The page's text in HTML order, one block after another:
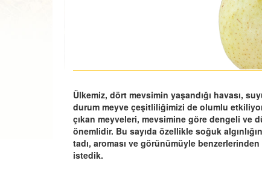
Ülkemiz, dört mevsimin yaşandığı havası,
durum meyve çeşitliliğimizi de olumlu
çıkan meyveleri, mevsimine göre dengeli ve
önemlidir. Bu sayıda özellikle soğuk
tadı, aroması ve görünümüyle
istedik.